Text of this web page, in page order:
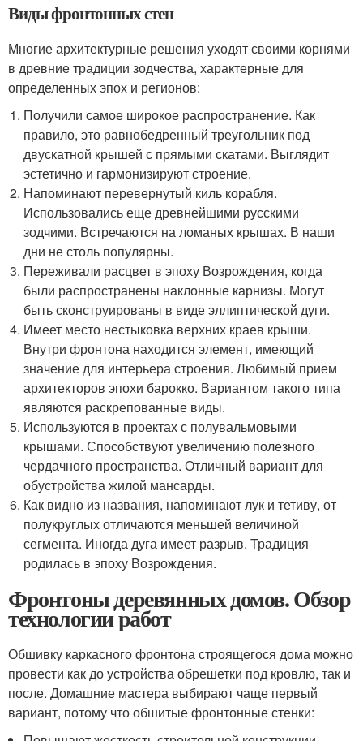
Виды фронтонных стен
Многие архитектурные решения уходят своими корнями
в древние традиции зодчества, характерные для
определенных эпох и регионов:
Получили самое широкое распространение. Как
правило, это равнобедренный треугольник под
двускатной крышей с прямыми скатами. Выглядит
эстетично и гармонизируют строение.
Напоминают перевернутый киль корабля.
Использовались еще древнейшими русскими
зодчими. Встречаются на ломаных крышах. В наши
дни не столь популярны.
Переживали расцвет в эпоху Возрождения, когда
были распространены наклонные карнизы. Могут
быть сконструированы в виде эллиптической дуги.
Имеет место нестыковка верхних краев крыши.
Внутри фронтона находится элемент, имеющий
значение для интерьера строения. Любимый прием
архитекторов эпохи барокко. Вариантом такого типа
являются раскрепованные виды.
Используются в проектах с полувальмовыми
крышами. Способствуют увеличению полезного
чердачного пространства. Отличный вариант для
обустройства жилой мансарды.
Как видно из названия, напоминают лук и тетиву, от
полукруглых отличаются меньшей величиной
сегмента. Иногда дуга имеет разрыв. Традиция
родилась в эпоху Возрождения.
Фронтоны деревянных домов. Обзор
технологии работ
Обшивку каркасного фронтона строящегося дома можно
провести как до устройства обрешетки под кровлю, так и
после. Домашние мастера выбирают чаще первый
вариант, потому что обшитые фронтонные стенки: